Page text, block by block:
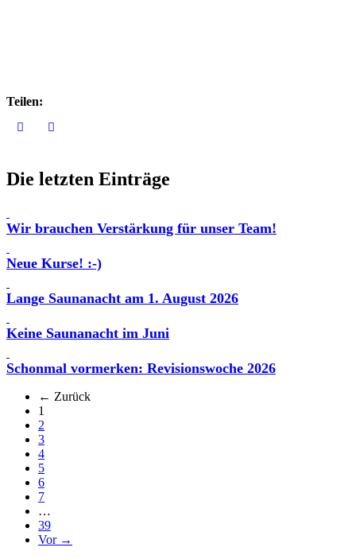
Teilen:
Die letzten Einträge
Wir brauchen Verstärkung für unser Team!
Neue Kurse! :-)
Lange Saunanacht am 1. August 2026
Keine Saunanacht im Juni
Schonmal vormerken: Revisionswoche 2026
← Zurück
1
2
3
4
5
6
7
…
39
Vor →